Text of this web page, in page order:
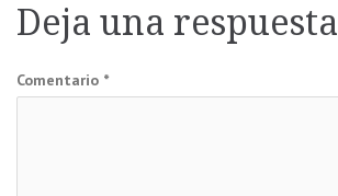
entradas
Deja una respuesta
Comentario *